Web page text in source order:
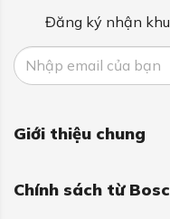
Đăng ký nhận
Giới thiệu chung
Chính sách từ